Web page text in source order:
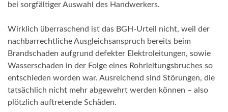
bei sorgfältiger Auswahl des Handwerkers.
Wirklich überraschend ist das BGH-Urteil nicht, weil der
nachbarrechtliche Ausgleichsanspruch bereits beim
Brandschaden aufgrund defekter Elektroleitungen, sowie
Wasserschaden in der Folge eines Rohrleitungsbruches so
entschieden worden war. Ausreichend sind Störungen, die
tatsächlich nicht mehr abgewehrt werden können – also
plötzlich auftretende Schäden.